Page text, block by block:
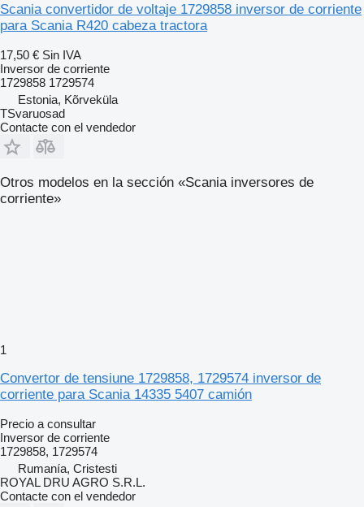
Scania convertidor de voltaje 1729858 inversor de corriente
para Scania R420 cabeza tractora
17,50 € Sin IVA
Inversor de corriente
1729858 1729574
Estonia, Kõrveküla
TSvaruosad
Contacte con el vendedor
Otros modelos en la sección «Scania inversores de
corriente»
1
Convertor de tensiune 1729858, 1729574 inversor de
corriente para Scania 14335 5407 camión
Precio a consultar
Inversor de corriente
1729858, 1729574
Rumanía, Cristesti
ROYAL DRU AGRO S.R.L.
Contacte con el vendedor